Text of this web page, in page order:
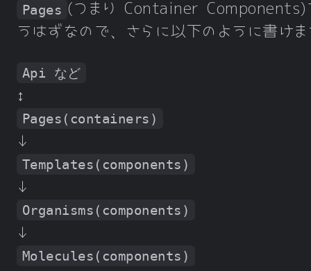
Pages (つまり Container Components)
うはずなので、さらに以下のように書け
Api など
↕
Pages(containers)
↓
Templates(components)
↓
Organisms(components)
↓
Molecules(components)